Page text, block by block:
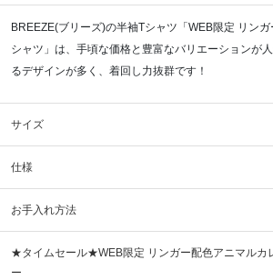
BREEZE(ブリーズ)の半袖Tシャツ「WEB限定 リン
シャツ」は、手頃な価格と豊富なバリエーションが
るデザインが多く、着回し力抜群です！
サイズ
仕様
お手入れ方法
★タイムセール★WEB限定 リンガー配色アニマルカ
ー